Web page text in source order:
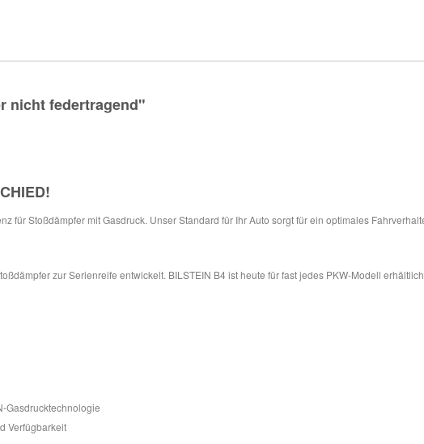
nicht federtragend"
!
für Stoßdämpfer mit Gasdruck. Unser Standard für Ihr Auto sorgt für ein optimales
zur Serienreife entwickelt. BILSTEIN B4 ist heute für fast jedes PKW-Modell
Gasdrucktechnologie
Verfügbarkeit